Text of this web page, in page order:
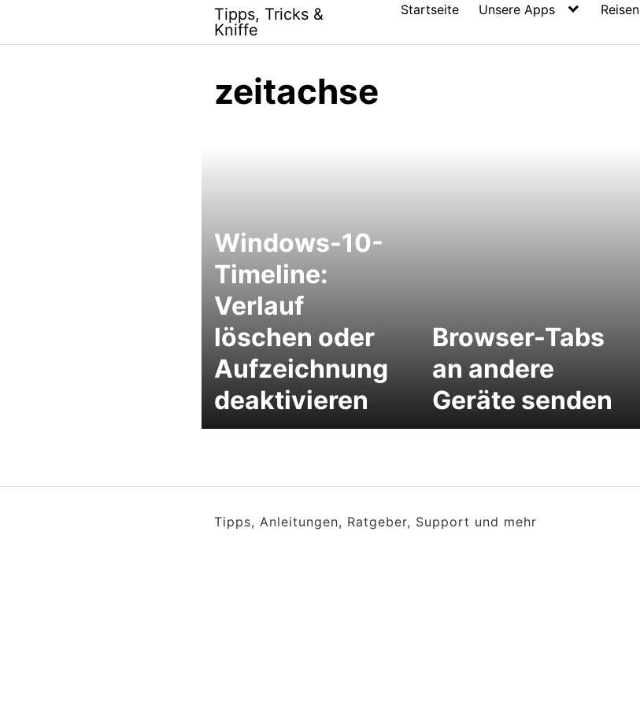
content
Tipps, Tricks &
Kniffe
Startseite Unsere Apps Reisen
zeitachse
Windows-10-
Timeline:
Verlauf
löschen oder
Aufzeichnung
deaktivieren
Browser-Tabs
an andere
Geräte senden
Tipps, Anleitungen, Ratgeber, Support und mehr